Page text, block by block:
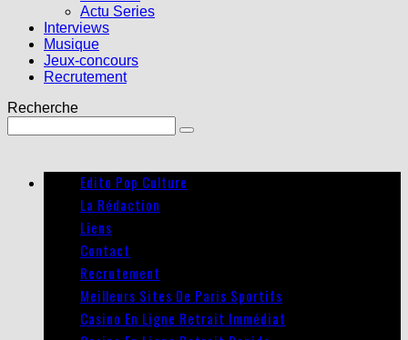
Actu Series
Interviews
Musique
Jeux-concours
Recrutement
Recherche
Edito Pop Culture
La Rédaction
Liens
Contact
Recrutement
Meilleurs Sites De Paris Sportifs
Casino En Ligne Retrait Immédiat